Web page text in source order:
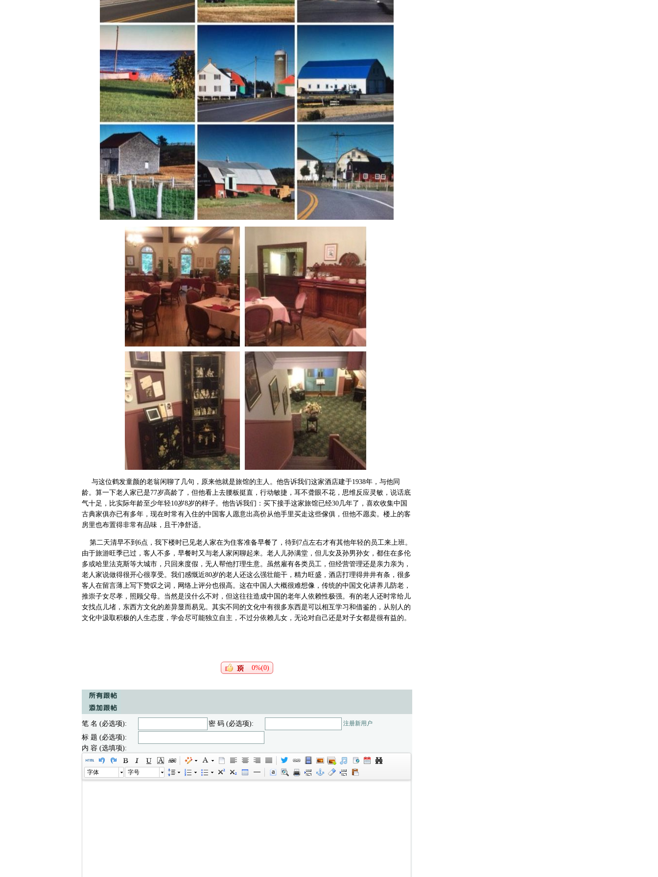
与这位鹤发童颜的老翁闲聊了几句，原来他就是旅馆的主人。他告诉我们这家酒店建于1938年，与他同
龄。算一下老人家已是77岁高龄了，但他看上去腰板挺直，行动敏捷，耳不聋眼不花，思维反应灵敏，说话底
气十足，比实际年龄至少年轻10岁8岁的样子。他告诉我们：买下接手这家旅馆已经30几年了，喜欢收集中国
古典家俱亦已有多年，现在时常有入住的中国客人愿意出高价从他手里买走这些傢俱，但他不愿卖。楼上的客
房里也布置得非常有品味，且干净舒适。
第二天清早不到6点，我下楼时已见老人家在为住客准备早餐了，待到7点左右才有其他年轻的员工来上班。
由于旅游旺季已过，客人不多，早餐时又与老人家闲聊起来。老人儿孙满堂，但儿女及孙男孙女，都住在多伦
多或哈里法克斯等大城市，只回来度假，无人帮他打理生意。虽然雇有各类员工，但经营管理还是亲力亲为，
老人家说做得很开心很享受。我们感慨近80岁的老人还这么强壮能干，精力旺盛，酒店打理得井井有条，很多
客人在留言薄上写下赞叹之词，网络上评分也很高。这在中国人大概很难想像，传统的中国文化讲养儿防老，
推崇子女尽孝，照顾父母。当然是没什么不对，但这往往造成中国的老年人依赖性极强。有的老人还时常给儿
女找点儿堵，东西方文化的差异显而易见。其实不同的文化中有很多东西是可以相互学习和借鉴的，从别人的
文化中汲取积极的人生态度，学会尽可能独立自主，不过分依赖儿女，无论对自己还是对子女都是很有益的。
0%(0)
笔 名 (必选项): 密 码 (必选项): 注册新用户
标 题 (必选项):
内 容 (选填项):
字体 字号